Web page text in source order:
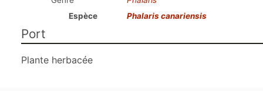
Espèce
Phalaris canariensis
Port
Plante herbacée